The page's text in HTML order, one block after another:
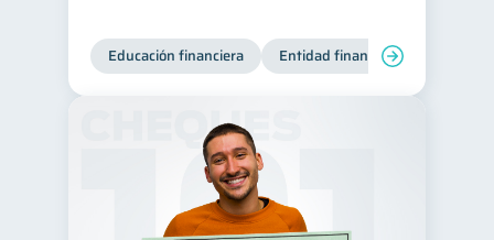
Educación financiera Entidad financiera